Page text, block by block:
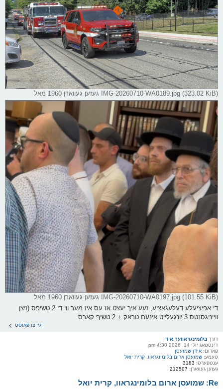
IMG-20260710-WA0189.jpg (323.02 KiB) געזען געווארן 1960 מאל
IMG-20260710-WA0197.jpg (101.55 KiB) געזען געווארן 1960 מאל
די אפיציעלע דעלעגאציע, זעע איך יעצט אז עס איז מער ווי די 2 טשיפס (זיצן
ווייניגסנטס 3 יונגעלייט אינעם טראק + 2 טשיף קארס
גיי צו פאוסט
דורך בלומינגראווער איד
דינסטאג יולי 14, 2026 4:30 pm
פארום: אידן שמועסן
טעמע: שמועסן ארום בלומינגראוו, קרית יואל
ענטפערס: 3183
געזען געווארן: 212507
Re: שמועסן ארום בלומינגראוו, קרית יואל